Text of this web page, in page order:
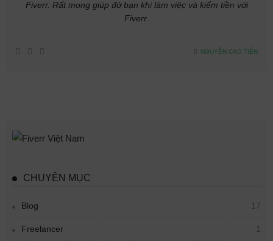
Fiverr. Rất mong giúp đở bạn khi làm việc và kiếm tiền với
Fiverr.
NGUYỄN CAO TIẾN
CHUYÊN MỤC
Blog 17
Freelancer 1